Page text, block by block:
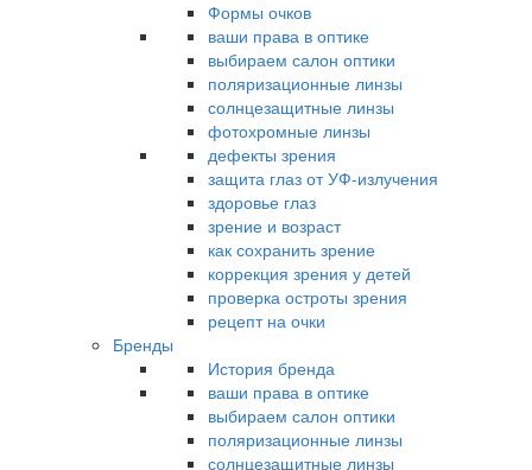
Формы очков
ваши права в оптике
выбираем салон оптики
поляризационные линзы
солнцезащитные линзы
фотохромные линзы
дефекты зрения
защита глаз от УФ-излучения
здоровье глаз
зрение и возраст
как сохранить зрение
коррекция зрения у детей
проверка остроты зрения
рецепт на очки
Бренды
История бренда
ваши права в оптике
выбираем салон оптики
поляризационные линзы
солнцезащитные линзы